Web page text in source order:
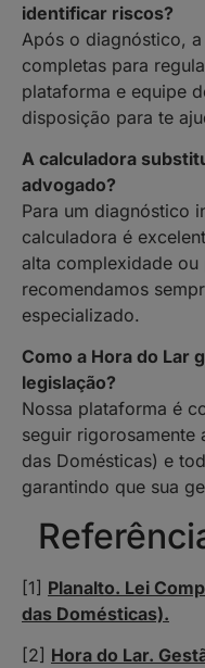
identificar riscos?
Após o diagnóstico,
completas para
plataforma e equipe
disposição para te
A calculadora
advogado?
Para um diagnóstico
calculadora é
alta complexidade ou
recomendamos
especializado.
Como a Hora do Lar
legislação?
Nossa plataforma é
seguir rigorosamente
das Domésticas) e
garantindo que sua
[1] Planalto. Lei
das Domésticas).
[2] Hora do Lar.